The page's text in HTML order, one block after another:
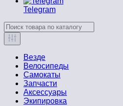
Telegram
Везде
Велосипеды
Самокаты
Запчасти
Аксессуары
Экипировка